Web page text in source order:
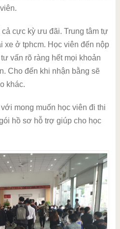
cực kỳ ưu đãi. Trung tâm tự
xe ở tphcm. Học viên đến nộp
vấn rõ ràng hết mọi khoản
Cho đến khi nhận bằng sẽ
khác.
mong muốn học viên đi thi
hồ sơ hỗ trợ giúp cho học